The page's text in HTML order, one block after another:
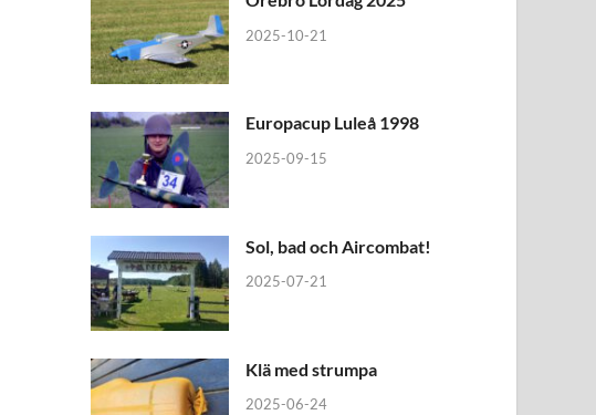
2025-10-21
Europacup Luleå 1998
2025-09-15
Sol, bad och Aircombat!
2025-07-21
Klä med strumpa
2025-06-24